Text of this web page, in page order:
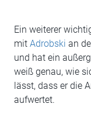
Ein weiterer
mit Adrobski an
und hat ein
weiß genau, wie
lässt, dass er die
aufwertet.